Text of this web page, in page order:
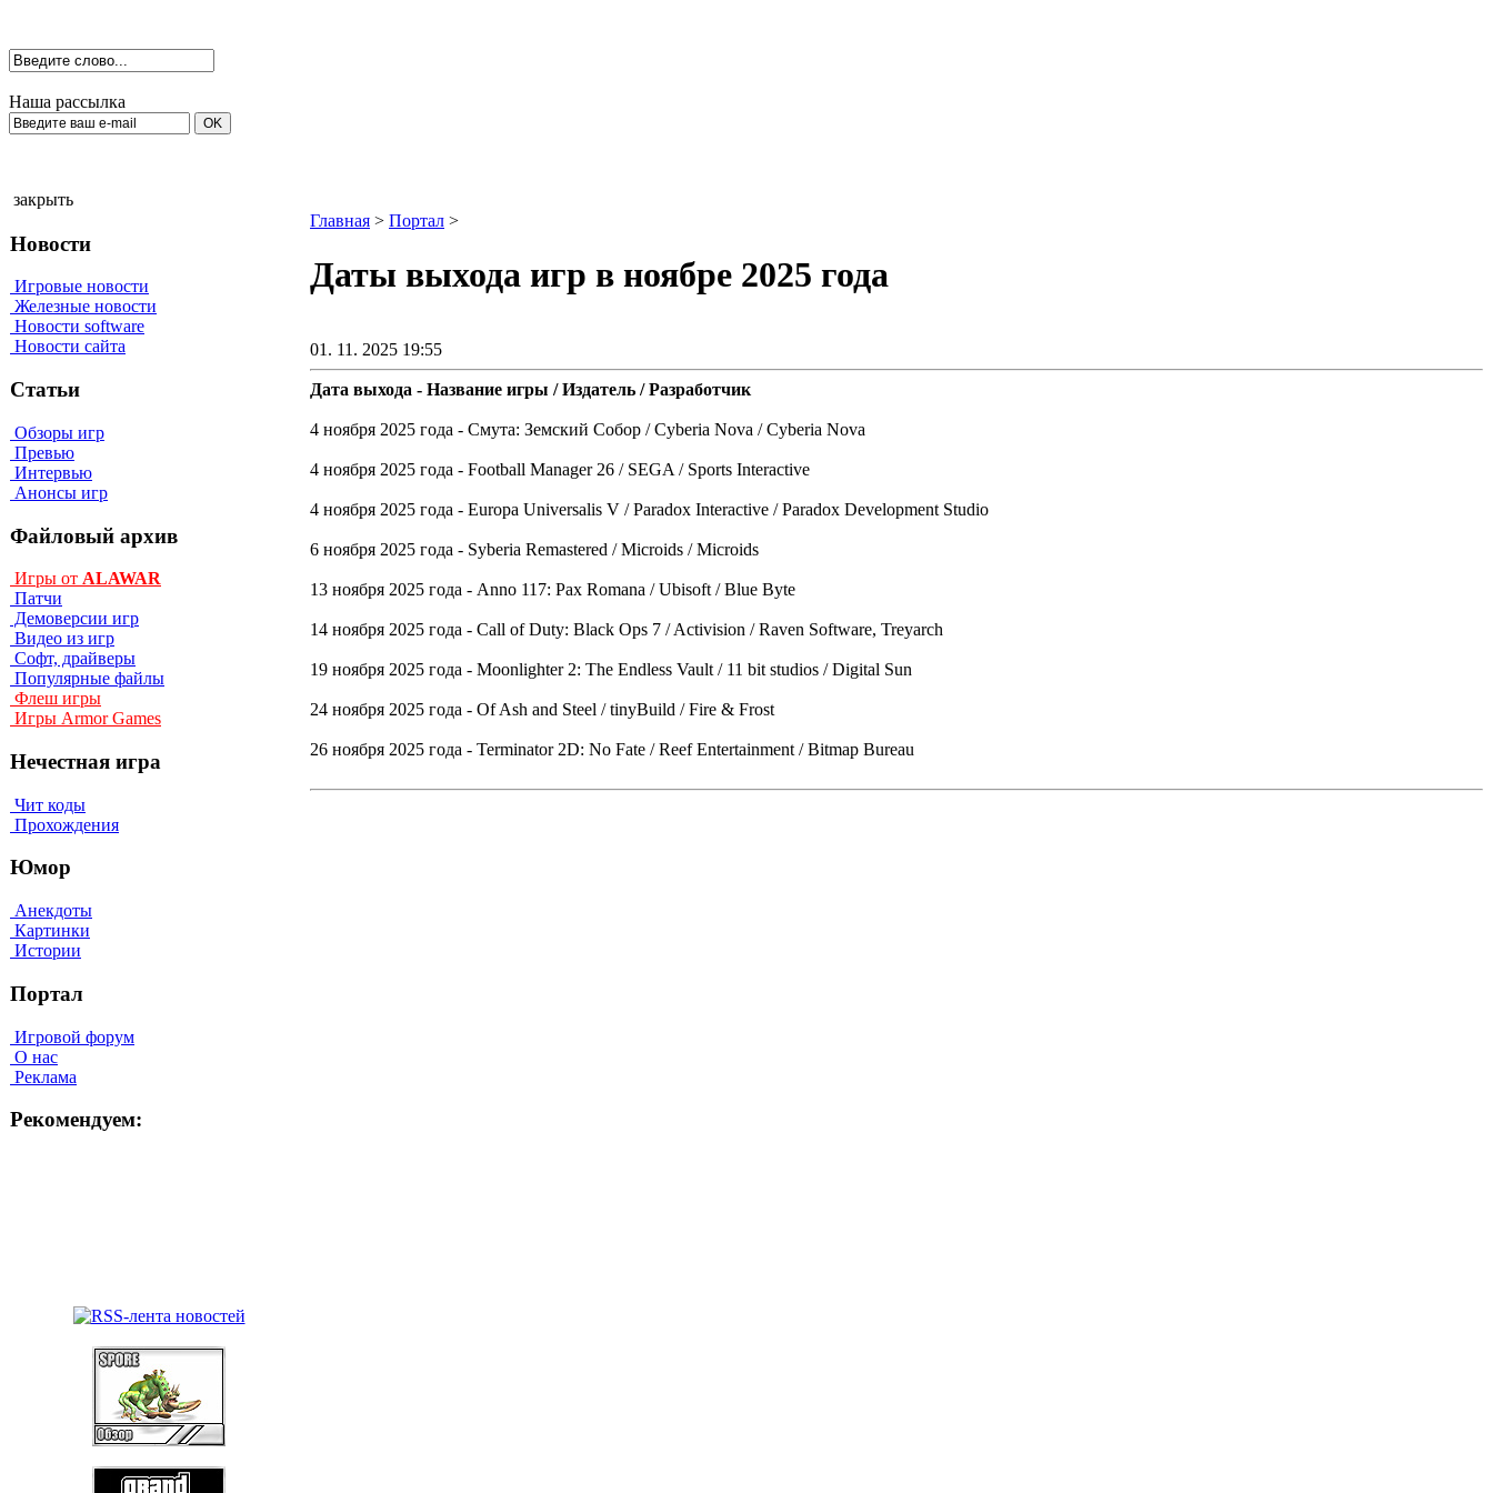
Наша рассылка
закрыть
Новости
Игровые новости
Железные новости
Новости software
Новости сайта
Статьи
Обзоры игр
Превью
Интервью
Анонсы игр
Файловый архив
Игры от ALAWAR
Патчи
Демоверсии игр
Видео из игр
Софт, драйверы
Популярные файлы
Флеш игры
Игры Armor Games
Нечестная игра
Чит коды
Прохождения
Юмор
Анекдоты
Картинки
Истории
Портал
Игровой форум
О нас
Реклама
Рекомендуем:
Главная > Портал >
Даты выхода игр в ноябре 2025 года
01. 11. 2025 19:55
Дата выхода - Название игры / Издатель / Разработчик
4 ноября 2025 года - Смута: Земский Собор / Cyberia Nova / Cyberia Nova
4 ноября 2025 года - Football Manager 26 / SEGA / Sports Interactive
4 ноября 2025 года - Europa Universalis V / Paradox Interactive / Paradox Development Studio
6 ноября 2025 года - Syberia Remastered / Microids / Microids
13 ноября 2025 года - Anno 117: Pax Romana / Ubisoft / Blue Byte
14 ноября 2025 года - Call of Duty: Black Ops 7 / Activision / Raven Software, Treyarch
19 ноября 2025 года - Moonlighter 2: The Endless Vault / 11 bit studios / Digital Sun
24 ноября 2025 года - Of Ash and Steel / tinyBuild / Fire & Frost
26 ноября 2025 года - Terminator 2D: No Fate / Reef Entertainment / Bitmap Bureau